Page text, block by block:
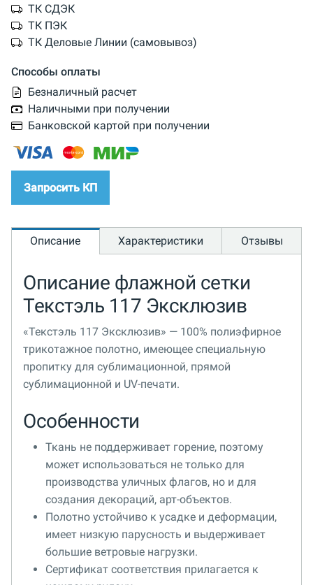
ТК СДЭК
ТК ПЭК
ТК Деловые Линии (самовывоз)
Способы оплаты
Безналичный расчет
Наличными при получении
Банковской картой при получении
Запросить КП
Описание Характеристики Отзывы
Описание флажной сетки
Текстэль 117 Эксклюзив
«Текстэль 117 Эксклюзив» — 100% полиэфирное
трикотажное полотно, имеющее специальную
пропитку для сублимационной, прямой
сублимационной и UV-печати.
Особенности
Ткань не поддерживает горение, поэтому
может использоваться не только для
производства уличных флагов, но и для
создания декораций, арт-объектов.
Полотно устойчиво к усадке и деформации,
имеет низкую парусность и выдерживает
большие ветровые нагрузки.
Сертификат соответствия прилагается к